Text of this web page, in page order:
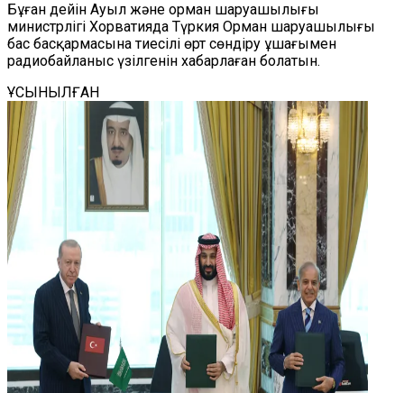
Бұған дейін Ауыл және орман шаруашылығы
министрлігі Хорватияда Түркия Орман шаруашылығы
бас басқармасына тиесілі өрт сөндіру ұшағымен
радиобайланыс үзілгенін хабарлаған болатын.
ҰСЫНЫЛҒАН